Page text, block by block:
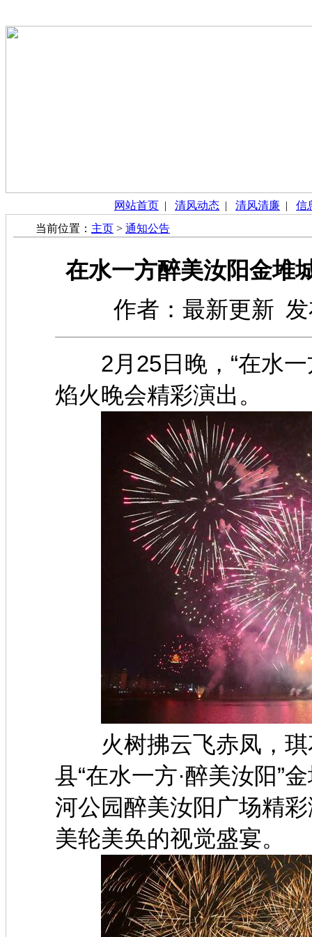
网站首页 | 清风动态 | 清风清廉 | 信
当前位置： 主页 > 通知公告
在水一方醉美汝阳金堆
作者：最新更新 发
2月25日晚，“在水一
焰火晚会精彩演出。
火树拂云飞赤凤，琪
县“在水一方·醉美汝阳”
河公园醉美汝阳广场精
美轮美奂的视觉盛宴。